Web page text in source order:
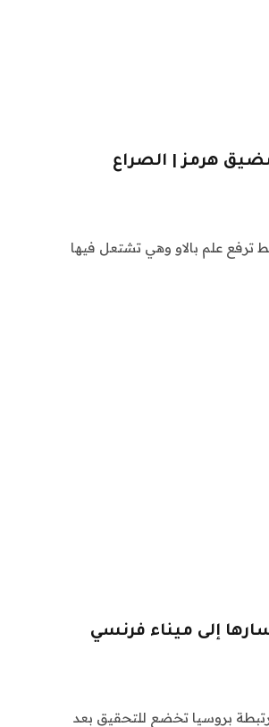
هرمز | الصراع
علم بالاو وهي تشتعل فيها
إلى ميناء فرنسي
بروسيا تخضع للتحقيق بعد